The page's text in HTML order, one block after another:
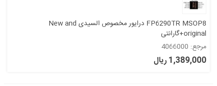
FP6290TR MSOP8 درایور مخصوص السیدی New and
original+گارانتی
مرجع: 4066000
1,389,000 ریال